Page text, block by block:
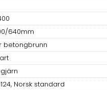
640mm
betongbrunn
Norsk standard